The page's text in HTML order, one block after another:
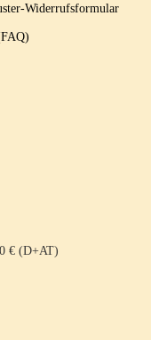
Widerrufsformular
€ (D+AT)